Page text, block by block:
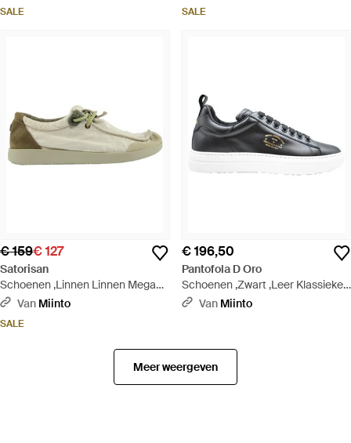
SALE SALE
€ 159€ 127
Satorisan
Schoenen ,Linnen Linnen Mega
Marbre Schoenen - Wit
Van Miinto
SALE
€ 196,50
Pantofola D Oro
Schoenen ,Zwart ,Leer Klassieke
Zwarte Platte Schoenen - Zwart
Van Miinto
Meer weergeven